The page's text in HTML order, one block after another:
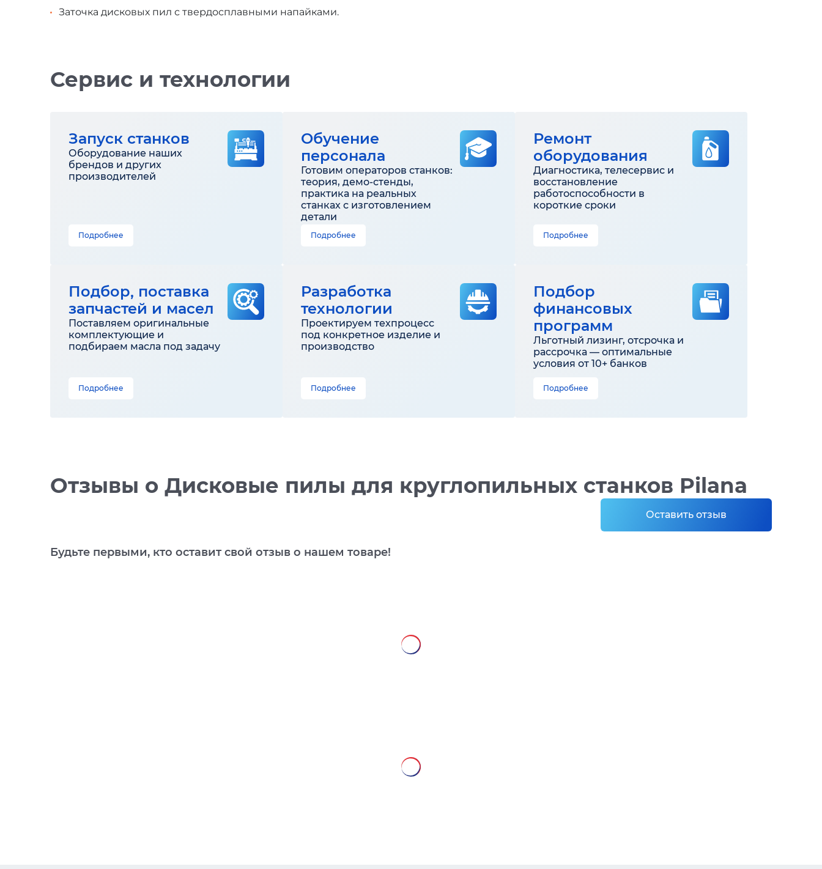
Заточка дисковых пил с твердосплавными напайками.
Сервис и технологии
Запуск станков
Оборудование наших
брендов и других
производителей
Подробнее
Обучение
персонала
Готовим операторов станков:
теория, демо-стенды,
практика на реальных
станках с изготовлением
детали
Подробнее
Ремонт
оборудования
Диагностика, телесервис и
восстановление
работоспособности в
короткие сроки
Подробнее
Подбор, поставка
запчастей и масел
Поставляем оригинальные
комплектующие и
подбираем масла под задачу
Подробнее
Разработка
технологии
Проектируем техпроцесс
под конкретное изделие и
производство
Подробнее
Подбор
финансовых
программ
Льготный лизинг, отсрочка и
рассрочка — оптимальные
условия от 10+ банков
Подробнее
Отзывы о Дисковые пилы для круглопильных станков Pilana
Оставить отзыв
Будьте первыми, кто оставит свой отзыв о нашем товаре!